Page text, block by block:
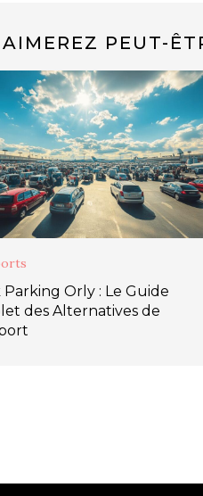
PEUT-
Orly : Le Guide
des Alternatives de